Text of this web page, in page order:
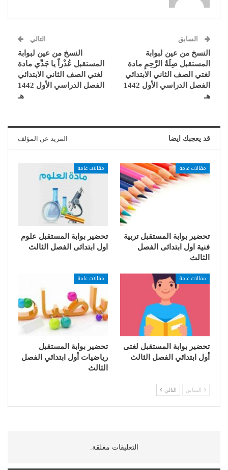
السابق
النسخ من عين لبوابة
المستقبل صِلَةُ الرَّحِمِ مادة
لغتي الصف الثاني الابتدائي
الفصل الدراسي الأول 1442
هـ
التالي
النسخ من عين لبوابة
المستقبل عُذْراً يا جَدِّي مادة
لغتي الصف الثاني الابتدائي
الفصل الدراسي الأول 1442
هـ
قد يعجبك ايضا المزيد عن المؤلف
مقالات عامة
تحضير بوابة المستقبل تربية
فنية اول ابتدائى الفصل
الثالث
مقالات عامة
تحضير بوابة المستقبل علوم
اول ابتدائى الفصل الثالث
مقالات عامة
تحضير بوابة المستقبل لغتى
أول ابتدائي الفصل الثالث
مقالات عامة
تحضير بوابة المستقبل
رياضيات أول ابتدائي الفصل
الثالث
السابق التالي
التعليقات مغلقة.